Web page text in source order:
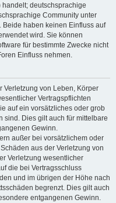
handelt; deutschsprachige
Community unter
Beide haben keinen Einfluss auf
wird. Sie können
für bestimmte Zwecke nicht
Einfluss nehmen.
Verletzung von Leben, Körper
Vertragspflichten
auf ein vorsätzliches oder grob
sind. Dies gilt auch für mittelbare
Gewinn.
außer bei vorsätzlichem oder
aus der Verletzung von
Verletzung wesentlicher
die bei Vertragsschluss
und im übrigen der Höhe nach
begrenzt. Dies gilt auch
entgangenen Gewinn.